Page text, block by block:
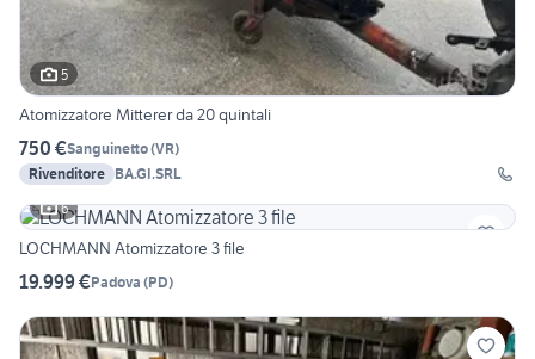
5
Atomizzatore Mitterer da 20 quintali
750 €Sanguinetto(VR)
Rivenditore BA.GI.SRL
6
LOCHMANN Atomizzatore 3 file
19.999 €Padova (PD)